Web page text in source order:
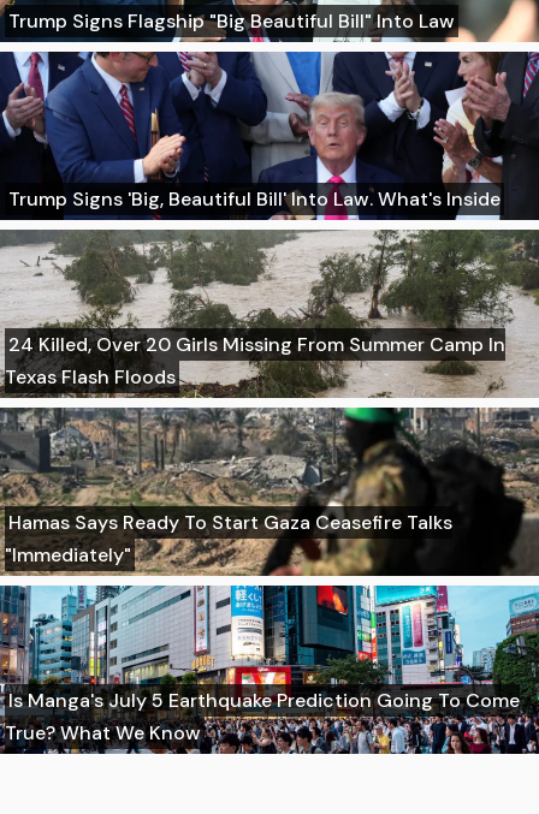
Trump Signs Flagship "Big Beautiful Bill" Into Law
Trump Signs 'Big, Beautiful Bill' Into Law. What's Inside
24 Killed, Over 20 Girls Missing From Summer Camp In
Texas Flash Floods
Hamas Says Ready To Start Gaza Ceasefire Talks
"Immediately"
Is Manga's July 5 Earthquake Prediction Going To Come
True? What We Know